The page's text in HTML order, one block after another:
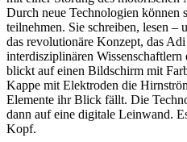
Durch neue Technologien können
teilnehmen. Sie schreiben, lesen –
das revolutionäre Konzept, das
interdisziplinären
blickt auf einen Bildschirm mit
Kappe mit Elektroden die
Elemente ihr Blick fällt. Die
dann auf eine digitale Leinwand.
Kopf.